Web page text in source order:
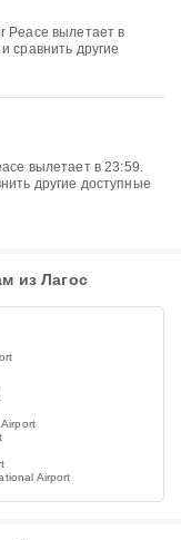
сравнить другие
другие доступные
из Лагос
Airport